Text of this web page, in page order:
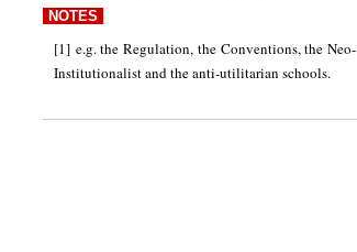
NOTES
[1] e.g. the Regulation, the Conventions, the Neo-
Institutionalist and the anti-utilitarian schools.